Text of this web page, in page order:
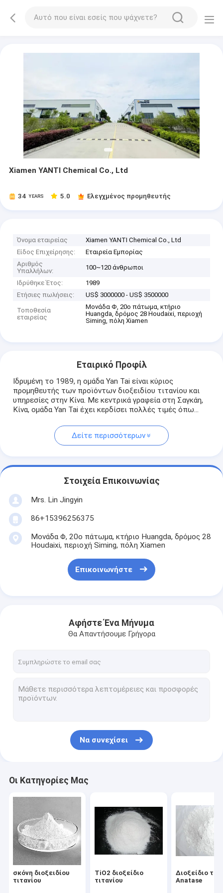
Xiamen YANTI Chemical Co., Ltd
34 YEARS 5.0 Ελεγχμένος προμηθευτής
Όνομα εταιρείας
Xiamen YANTI Chemical Co., Ltd
Είδος Επιχείρησης:
Εταιρεία Εμπορίας
Αριθμός
Υπαλλήλων:
100~120 άνθρωποι
Ιδρύθηκε Έτος:
1989
Ετήσιες πωλήσεις:
US$ 3000000 - US$ 3500000
Τοποθεσία
εταιρείας
Μονάδα Φ, 20ο πάτωμα, κτήριο
Huangda, δρόμος 28 Houdaixi, περιοχή
Siming, πόλη Xiamen
Εταιρικό Προφίλ
Ιδρυμένη το 1989, η ομάδα Yan Tai είναι κύριος
προμηθευτής των προϊόντων διοξειδίου τιτανίου και
υπηρεσίες στην Κίνα. Με κεντρικά γραφεία στη Σαγκάη,
Κίνα, ομάδα Yan Tai έχει κερδίσει πολλές τιμές όπω...
Δείτε περισσότερων
Στοιχεία Επικοινωνίας
Mrs. Lin Jingyin
86+15396256375
Μονάδα Φ, 20ο πάτωμα, κτήριο Huangda, δρόμος 28
Houdaixi, περιοχή Siming, πόλη Xiamen
Επικοινωνήστε
Αφήστε Ένα Μήνυμα
Θα Απαντήσουμε Γρήγορα
Να συνεχίσει
Οι Κατηγορίες Μας
σκόνη διοξειδίου
τιτανίου
TiO2 διοξείδιο
τιτανίου
Διοξείδιο
Anatase